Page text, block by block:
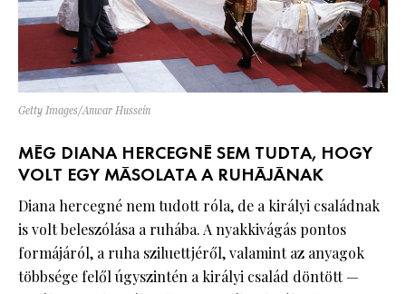
Getty Images/Anwar Hussein
MÉG DIANA HERCEGNÉ SEM TUDTA, HOGY
VOLT EGY MÁSOLATA A RUHÁJÁNAK
Diana hercegné nem tudott róla, de a királyi családnak
is volt beleszólása a ruhába. A nyakkivágás pontos
formájáról, a ruha sziluettjéről, valamint az anyagok
többsége felől úgyszintén a királyi család döntött —